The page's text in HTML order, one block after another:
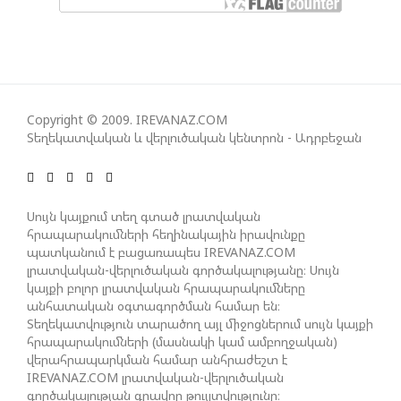
ՀԱՊԿ-Ի ՄԱՍՆԱԿՑՈՒԹՅՈՒՆԸ ՂԱՐԱԲԱՂՅԱՆ
ԳՈՐԾՈՒՆԵՈՒԹՅՈՒՆ ԱԴՐԲԵՋԱՆՈՒՄ ԱՆՕՐԻՆԱԿԱՆ
Է ՃԱՆԱՉՎԵԼ
ՄԱԼԴԻՎՑԻ ԳՈՐԾԸՆԿԵՐ ՄՈՀԱՄՄԵԴ ՄՈՒԻԶԱՅԻՆ.
«ՄԵՆՔ ԳՈՀ ԵՆՔ ԱԴՐԲԵՋԱՆԻ ԵՎ ՄԱԼԴԻՎՆԵՐԻ
ՄԻՋԵՎ ՀԱՐԱԲԵՐՈՒԹՅՈՒՆՆԵՐԻ ԴԻՆԱՄԻԿ
ԶԱՐԳԱՑՈՒՄԻՑ»
ՇԱՐՈՒՆԱԿՎՈՒՄ Է «ՄԵԾ ՎԵՐԱԴԱՐՁ» ԾՐԱԳՐԻ
ԻՐԱԿԱՆԱՑՈՒՄԸ
Copyright © 2009. IREVANAZ.COM
Տեղեկատվական և վերլուծական կենտրոն - Ադրբեջան
Սույն կայքում տեղ գտած լրատվական
հրապարակումների հեղինակային իրավունքը
պատկանում է բացառապես IREVANAZ.COM
լրատվական-վերլուծական գործակալությանը։ Սույն
կայքի բոլոր լրատվական հրապարակումները
անհատական օգտագործման համար են։
Տեղեկատվություն տարածող այլ միջոցներում սույն կայքի
հրապարակումների (մասնակի կամ ամբողջական)
վերահրապարկման համար անհրաժեշտ է
IREVANAZ.COM լրատվական-վերլուծական
գործակալության գրավոր թույլտվությունը։